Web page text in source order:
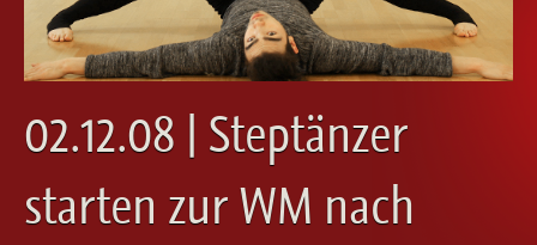
Meisterschaften
Projekte
Vorstellungen
Galerie
Kontakt
02.12.08 | Steptänzer
starten zur WM nach